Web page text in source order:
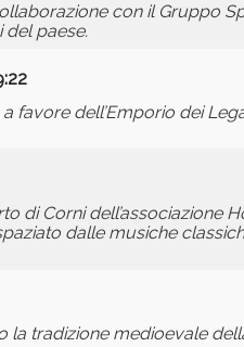
con il Gruppo
del paese.
favore dell’Emporio dei
di Corni dell’associazione
dalle musiche
tradizione medioevale della